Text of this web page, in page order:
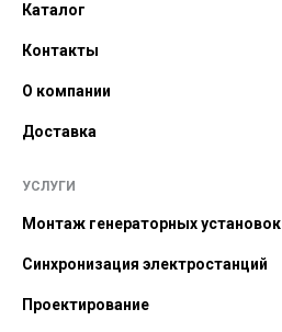
Каталог
Контакты
О компании
Доставка
УСЛУГИ
Монтаж генераторных установок
Синхронизация электростанций
Проектирование